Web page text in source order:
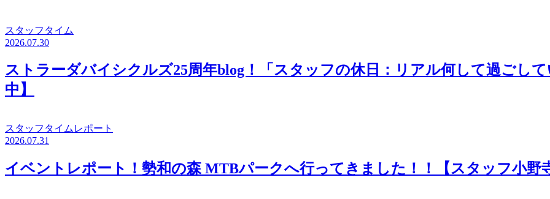
スタッフタイム
2026.07.30
ストラーダバイシクルズ25周年blog！「スタッフの休日：リアル何して過ごし
中】
スタッフタイムレポート
2026.07.31
イベントレポート！勢和の森 MTBパークへ行ってきました！！【スタッフ小野